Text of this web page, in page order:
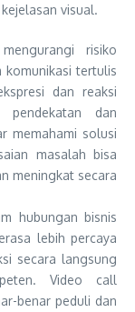
visual.
risiko
komunikasi tertulis
dan reaksi
pendekatan dan
memahami solusi
masalah bisa
meningkat secara
hubungan bisnis
lebih percaya
secara langsung
Video call
benar peduli dan